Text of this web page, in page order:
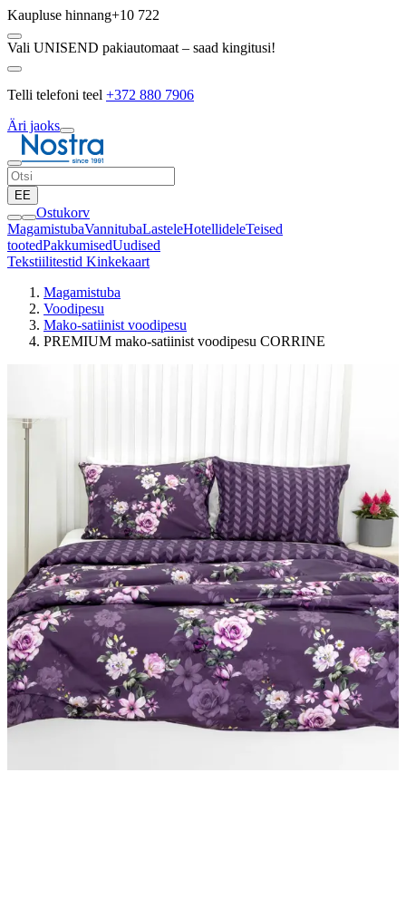
Kaupluse hinnang+10 722
Vali UNISEND pakiautomaat – saad kingitusi!
Telli telefoni teel +372 880 7906
Äri jaoks
EE
Ostukorv
MagamistubaVannitubaLasteleHotellideleTeised
tootedPakkumisedUudised
Tekstiilitestid Kinkekaart
Magamistuba
Voodipesu
Mako-satiinist voodipesu
PREMIUM mako-satiinist voodipesu CORRINE